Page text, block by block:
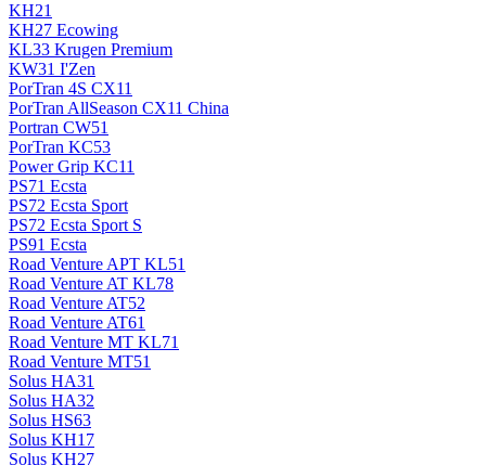
KH21
KH27 Ecowing
KL33 Krugen Premium
KW31 I'Zen
PorTran 4S CX11
PorTran AllSeason CX11 China
Portran CW51
PorTran KC53
Power Grip KC11
PS71 Ecsta
PS72 Ecsta Sport
PS72 Ecsta Sport S
PS91 Ecsta
Road Venture APT KL51
Road Venture AT KL78
Road Venture AT52
Road Venture AT61
Road Venture MT KL71
Road Venture MT51
Solus HA31
Solus HA32
Solus HS63
Solus KH17
Solus KH27